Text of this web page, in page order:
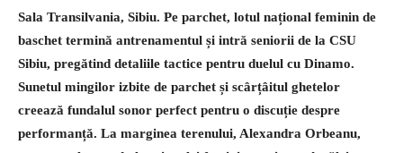
Sala Transilvania, Sibiu. Pe parchet, lotul național feminin de
baschet termină antrenamentul și intră seniorii de la CSU
Sibiu, pregătind detaliile tactice pentru duelul cu Dinamo.
Sunetul mingilor izbite de parchet și scârțâitul ghetelor
creează fundalul sonor perfect pentru o discuție despre
performanță. La marginea terenului, Alexandra Orbeanu,